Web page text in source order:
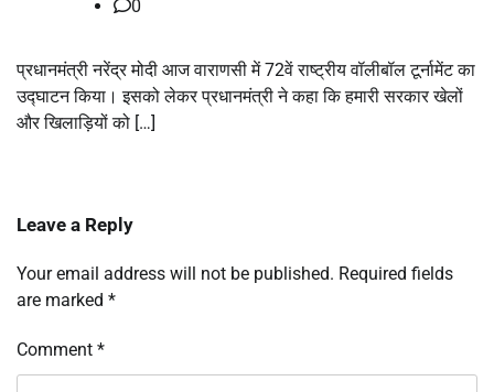
0
प्रधानमंत्री नरेंद्र मोदी आज वाराणसी में 72वें राष्ट्रीय वॉलीबॉल टूर्नामेंट का
उद्घाटन किया। इसको लेकर प्रधानमंत्री ने कहा कि हमारी सरकार खेलों
और खिलाड़ियों को […]
Leave a Reply
Your email address will not be published. Required fields
are marked *
Comment *